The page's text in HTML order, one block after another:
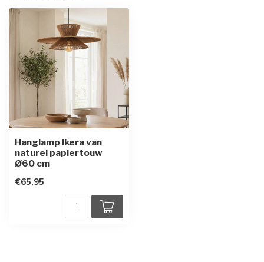
Hanglamp Ikera van
naturel papiertouw
Ø60 cm
€65,95